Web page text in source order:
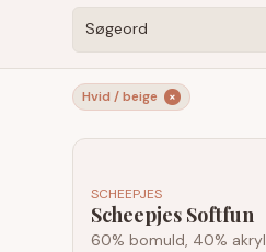
Søgeord
Hvid / beige ×
SCHEEPJES
Scheepjes Softfun
60% bomuld, 40% akryl